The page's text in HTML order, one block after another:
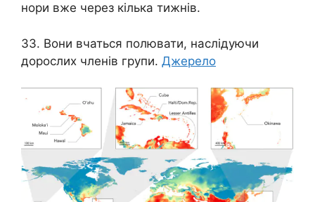
нори вже через кілька тижнів.
33. Вони вчаться полювати, наслідуючи
дорослих членів групи. Джерело